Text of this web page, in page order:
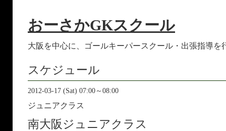
おーさかGKスクール
大阪を中心に、ゴールキーパースクール・出張指導を
スケジュール
2012-03-17 (Sat) 07:00～08:00
ジュニアクラス
南大阪ジュニアクラス